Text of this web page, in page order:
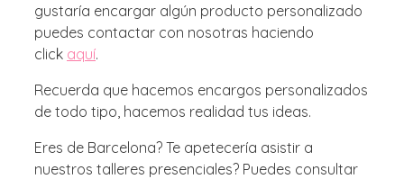
gustaría encargar algún producto personalizado
puedes contactar con nosotras haciendo
click aquí.
Recuerda que hacemos encargos personalizados
de todo tipo, hacemos realidad tus ideas.
Eres de Barcelona? Te apetecería asistir a
nuestros talleres presenciales? Puedes consultar